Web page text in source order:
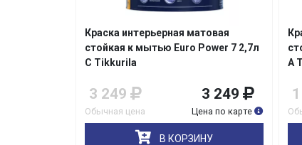
Краска интерьерная матовая
стойкая к мытью Euro Power 7 0,9л
А Tikkurila
1 149
Обычная цена
1 149
Цена по карте
В КОРЗИНУ